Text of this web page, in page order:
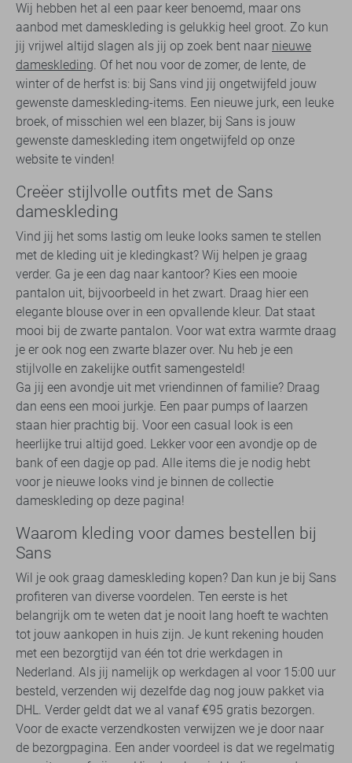
Wij hebben het al een paar keer benoemd, maar ons
aanbod met dameskleding is gelukkig heel groot. Zo kun
jij vrijwel altijd slagen als jij op zoek bent naar nieuwe
dameskleding. Of het nou voor de zomer, de lente, de
winter of de herfst is: bij Sans vind jij ongetwijfeld jouw
gewenste dameskleding-items. Een nieuwe jurk, een leuke
broek, of misschien wel een blazer, bij Sans is jouw
gewenste dameskleding item ongetwijfeld op onze
website te vinden!
Creëer stijlvolle outfits met de Sans
dameskleding
Vind jij het soms lastig om leuke looks samen te stellen
met de kleding uit je kledingkast? Wij helpen je graag
verder. Ga je een dag naar kantoor? Kies een mooie
pantalon uit, bijvoorbeeld in het zwart. Draag hier een
elegante blouse over in een opvallende kleur. Dat staat
mooi bij de zwarte pantalon. Voor wat extra warmte draag
je er ook nog een zwarte blazer over. Nu heb je een
stijlvolle en zakelijke outfit samengesteld!
Ga jij een avondje uit met vriendinnen of familie? Draag
dan eens een mooi jurkje. Een paar pumps of laarzen
staan hier prachtig bij. Voor een casual look is een
heerlijke trui altijd goed. Lekker voor een avondje op de
bank of een dagje op pad. Alle items die je nodig hebt
voor je nieuwe looks vind je binnen de collectie
dameskleding op deze pagina!
Waarom kleding voor dames bestellen bij
Sans
Wil je ook graag dameskleding kopen? Dan kun je bij Sans
profiteren van diverse voordelen. Ten eerste is het
belangrijk om te weten dat je nooit lang hoeft te wachten
tot jouw aankopen in huis zijn. Je kunt rekening houden
met een bezorgtijd van één tot drie werkdagen in
Nederland. Als jij namelijk op werkdagen al voor 15:00 uur
besteld, verzenden wij dezelfde dag nog jouw pakket via
DHL. Verder geldt dat we al vanaf €95 gratis bezorgen.
Voor de exacte verzendkosten verwijzen we je door naar
de bezorgpagina. Een ander voordeel is dat we regelmatig